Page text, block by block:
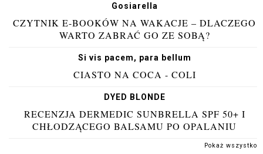
Gosiarella
CZYTNIK E-BOOKÓW NA WAKACJE – DLACZEGO
WARTO ZABRAĆ GO ZE SOBĄ?
Si vis pacem, para bellum
CIASTO NA COCA - COLI
DYED BLONDE
RECENZJA DERMEDIC SUNBRELLA SPF 50+ I
CHŁODZĄCEGO BALSAMU PO OPALANIU
Pokaż wszystko